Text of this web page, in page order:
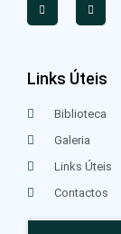
Links Úteis
Biblioteca
Galeria
Links Úteis
Contactos